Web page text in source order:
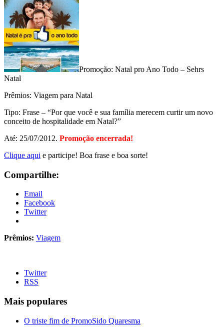
Promoção: Natal pro Ano Todo – Sehrs
Natal
Prêmios: Viagem para Natal
Tipo: Frase – “Por que você e sua família merecem curtir um novo
conceito de hospitalidade em Natal?”
Até: 25/07/2012. Promoção encerrada!
Clique aqui e participe! Boa frase e boa sorte!
Compartilhe:
Email
Facebook
Twitter
Prêmios: Viagem
Twitter
RSS
Mais populares
O triste fim de PromoSido Quaresma